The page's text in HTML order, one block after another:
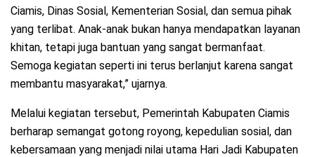
Ciamis, Dinas Sosial, Kementerian Sosial, dan semua pihak
yang terlibat. Anak-anak bukan hanya mendapatkan layanan
khitan, tetapi juga bantuan yang sangat bermanfaat.
Semoga kegiatan seperti ini terus berlanjut karena sangat
membantu masyarakat,” ujarnya.
Melalui kegiatan tersebut, Pemerintah Kabupaten Ciamis
berharap semangat gotong royong, kepedulian sosial, dan
kebersamaan yang menjadi nilai utama Hari Jadi Kabupaten